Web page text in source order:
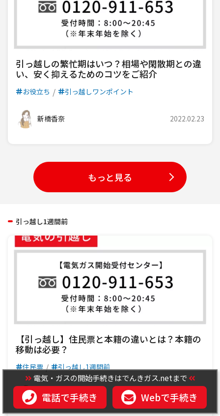
引っ越しの繁忙期はいつ？相場や閑散期との違
い、安く抑えるためのコツをご紹介
お役立ち 引っ越しワンポイント
新橋香奈 2022.02.23
もっと見る
引っ越し1週間前
【引っ越し】住民票と本籍の違いとは？本籍の
移動は必要？
住民票 引っ越し1週間前
本田えりな 2022.06.22
電気・ガスの開始手続きはでんきガス.netまで
電話で手続き Webで手続き